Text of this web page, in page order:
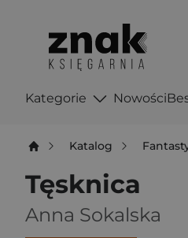
Kategorie Nowości
Katalog
Tęsknica
Anna Sokalska